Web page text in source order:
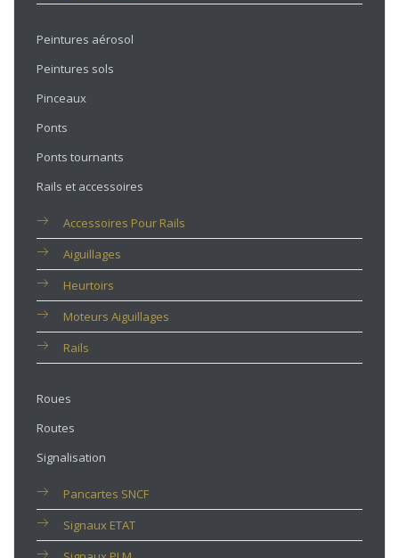
Peintures aérosol
Peintures sols
Pinceaux
Ponts
Ponts tournants
Rails et accessoires
Accessoires Pour Rails
Aiguillages
Heurtoirs
Moteurs Aiguillages
Rails
Roues
Routes
Signalisation
Pancartes SNCF
Signaux ETAT